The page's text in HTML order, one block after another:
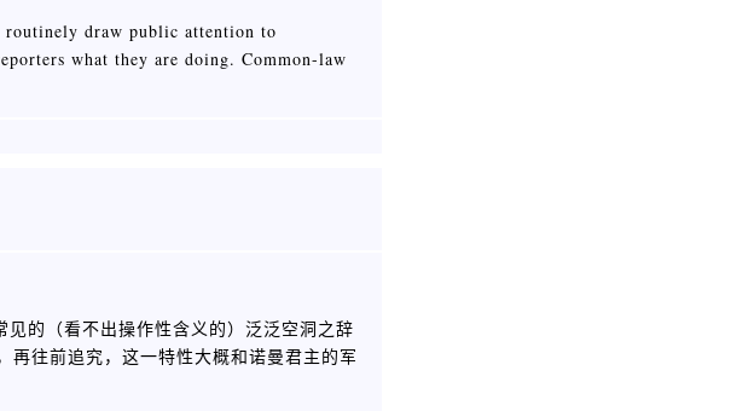
routinely draw public attention to
what they are doing. Common-law
的（看不出操作性含义的）泛泛空洞之辞
往前追究，这一特性大概和诺曼君主的军